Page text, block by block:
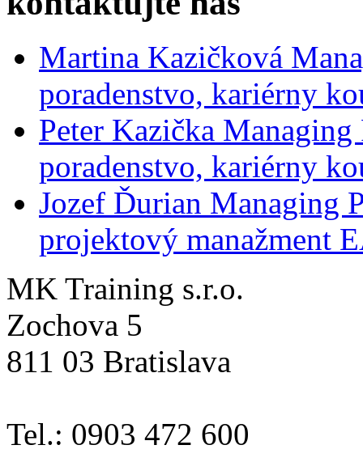
Martina Kazičková
poradenstvo, kariérny
Peter Kazička
poradenstvo, kariérny
Jozef Ďurian Managing
projektový manažment
MK Training s.r.o.
Zochova 5
811 03 Bratislava
Tel.: 0903 472 600